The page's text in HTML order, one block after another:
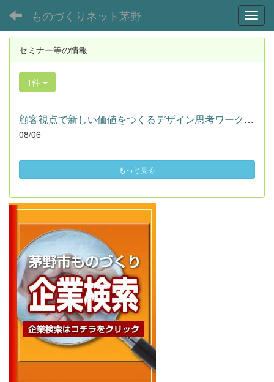
ものづくりネット茅野
セミナー等の情報
1件
顧客視点で新しい価値をつくるデザイン思考ワークショップ【１０...
08/06
もっと見る